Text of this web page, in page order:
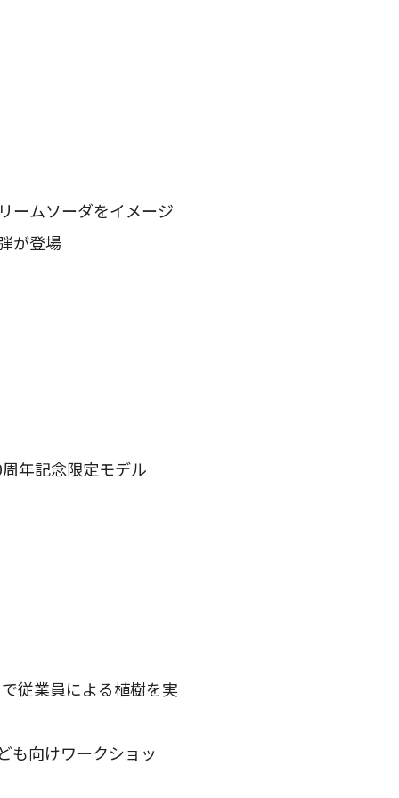
ームソーダをイメージ
が登場
年記念限定モデル
従業員による植樹を実
も向けワークショッ